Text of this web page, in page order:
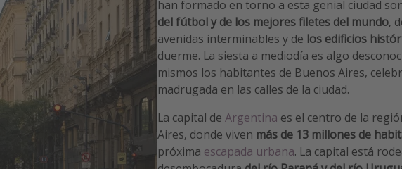
han formado en torno a esta genial ciudad
del fútbol y de los mejores filetes del mundo,
avenidas interminables y de los edificios
duerme. La siesta a mediodía es algo
mismos los habitantes de Buenos Aires,
madrugada en las calles de la ciudad.
La capital de Argentina es el centro de la
Aires, donde viven más de 13 millones de
próxima escapada urbana. La capital está